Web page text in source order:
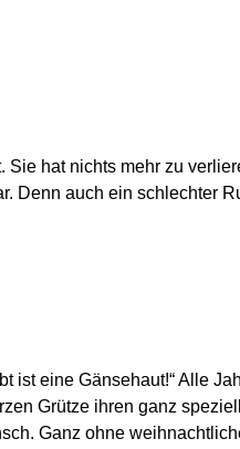
hat nichts mehr zu
Denn auch ein schlechter
ist eine Gänsehaut!“ Alle
Grütze ihren ganz
Ganz ohne